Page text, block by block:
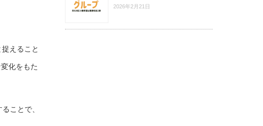
えること
化をもた
ことで、
2026年2月21日